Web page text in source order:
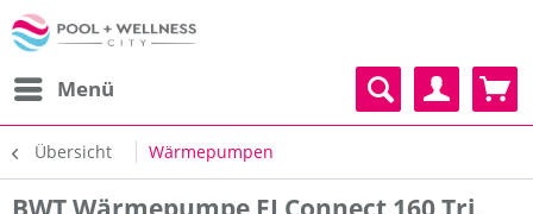
Menü
Übersicht Wärmepumpen